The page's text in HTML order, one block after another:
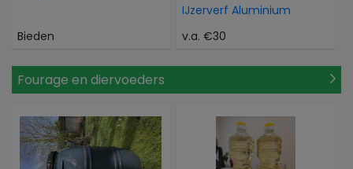
Bieden
IJzerverf Aluminium
v.a. €30
Fourage en diervoeders